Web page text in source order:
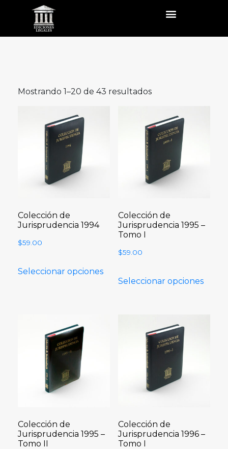
Mostrando 1–20 de 43 resultados
Colección de
Jurisprudencia 1994
$59.00
Seleccionar opciones
Colección de
Jurisprudencia 1995 –
Tomo I
$59.00
Seleccionar opciones
Colección de
Jurisprudencia 1995 –
Tomo II
Colección de
Jurisprudencia 1996 –
Tomo I